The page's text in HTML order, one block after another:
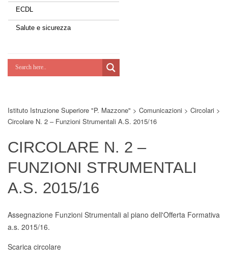
Lab Green
Potenziamoci
ECDL
Salute e sicurezza
Istituto Istruzione Superiore "P. Mazzone" > Comunicazioni > Circolari >
Circolare N. 2 – Funzioni Strumentali A.s. 2015/16
CIRCOLARE N. 2 –
FUNZIONI STRUMENTALI
A.S. 2015/16
Assegnazione Funzioni Strumentali al piano dell'Offerta Formativa
a.s. 2015/16.
Scarica circolare